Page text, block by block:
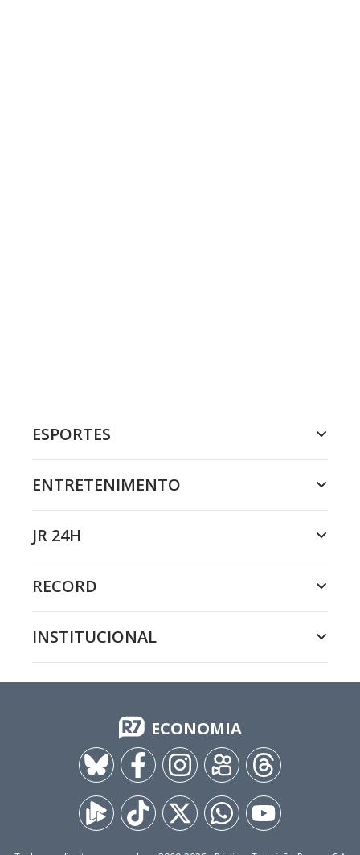
ESPORTES
ENTRETENIMENTO
JR 24H
RECORD
INSTITUCIONAL
ECONOMIA